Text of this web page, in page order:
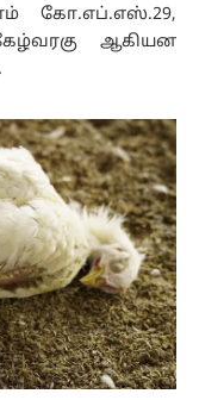
கோ.எப்.எஸ்.29,
ஆகியன